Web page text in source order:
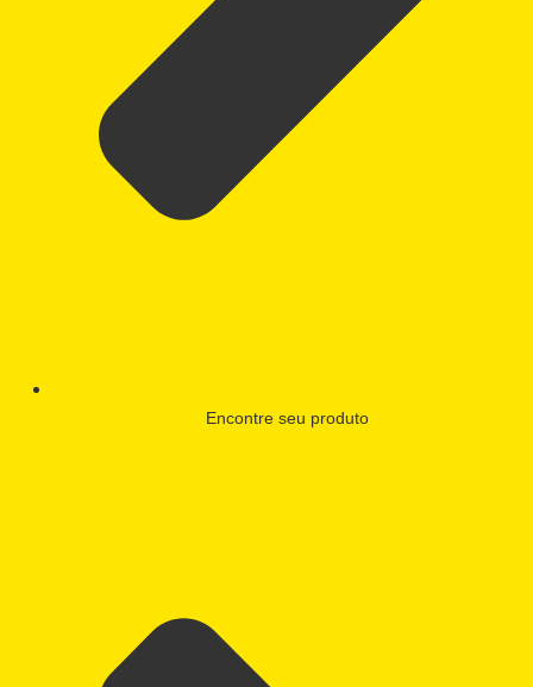
Encontre seu produto